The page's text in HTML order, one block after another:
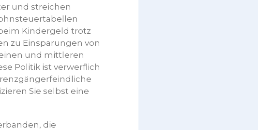
und streichen
Kindergeld trotz
zu Einsparungen von
und mittleren
Politik ist verwerflich
Sie selbst eine
die